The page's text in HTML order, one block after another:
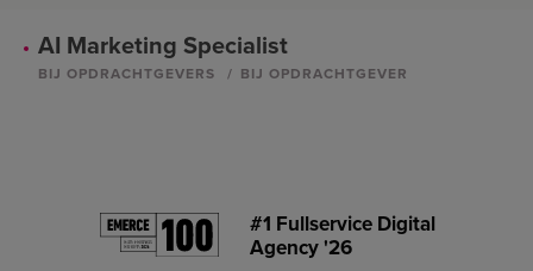
AI Marketing Specialist
BIJ OPDRACHTGEVERS BIJ OPDRACHTGEVER
#1 Fullservice Digital
Agency '26